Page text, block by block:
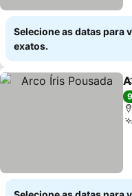
Selecione as datas para
exatos.